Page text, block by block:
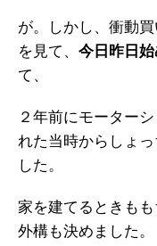
が。しかし、衝動
を見て、 今日昨日
て、
２年前にモーター
れた当時からしょ
した。
家を建てるときも
外構も決めました。